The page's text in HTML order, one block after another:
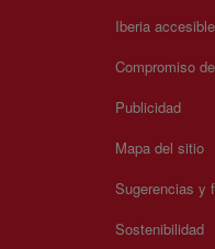
Iberia accesible
Compromiso
Publicidad
Mapa del sitio
Sugerencias y
Sostenibilidad